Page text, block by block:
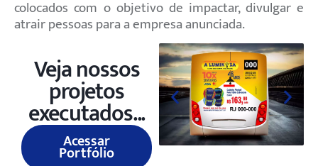
colocados com o objetivo de impactar, divulgar e
atrair pessoas para a empresa anunciada.
Veja nossos
projetos
executados...
Acessar
Portfólio